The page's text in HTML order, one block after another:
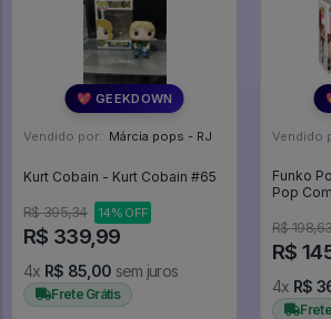
💖 GEEKDOWN
Vendido por: Márcia pops - RJ
Kurt Cobain - Kurt Cobain #65
R$ 395,34 14% OFF
R$ 339,99
4x R$ 85,00 sem juros
Frete Grátis
Vendido
Funko
Pop
R$
R$
4x R$